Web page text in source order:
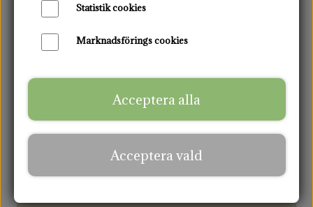
AMNINGSINLÄGG
TYGKASSAR
KONTAKT
Statistik cookies
Marknadsförings cookies
Acceptera alla
Acceptera vald